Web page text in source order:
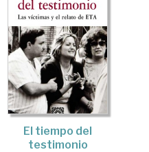
El tiempo del
testimonio